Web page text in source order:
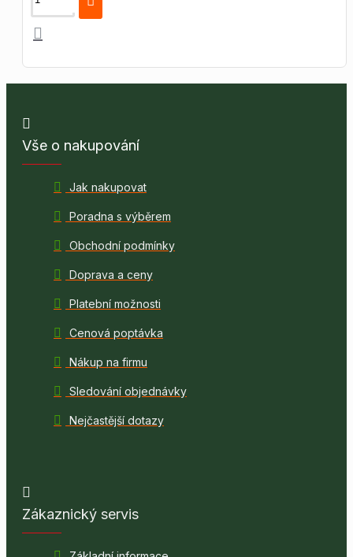
Vše o nakupování
Jak nakupovat
Poradna s výběrem
Obchodní podmínky
Doprava a ceny
Platební možnosti
Cenová poptávka
Nákup na firmu
Sledování objednávky
Nejčastější dotazy
Zákaznický servis